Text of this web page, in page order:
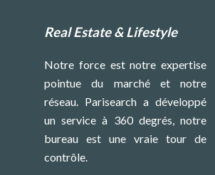
Real Estate & Lifestyle
Notre force est notre expertise
pointue du marché et notre
réseau. Parisearch a développé
un service à 360 degrés, notre
bureau est une vraie tour de
contrôle.